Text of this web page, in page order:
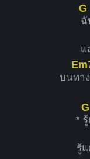
G
ฉั
แ
บนทา
*
G
รู้